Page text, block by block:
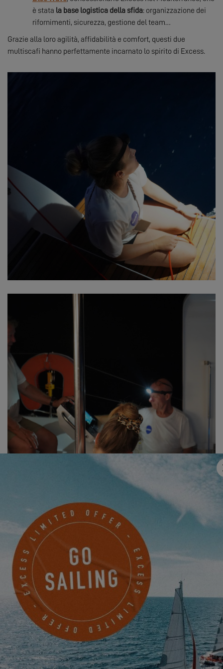
è stata la base logistica della sfida: organizzazione dei
rifornimenti, sicurezza, gestione del team…
Grazie alla loro agilità, affidabilità e comfort, questi due
multiscafi hanno perfettamente incarnato lo spirito di Excess.
UNA TRAVERSATA PIENA DI
EMOZIONI
Il Mediterraneo non ha risparmiato Noam: onde, freddo, notti
interminabili e allucinazioni. Ma gli ha anche offerto momenti
come l'incontro con un delfino cucciolo durante le sue prime
notti.
Per oltre quattro giorni, i due catamarani Excess sono stati il suo
rifugio galleggiante, i suoifari nell'oscuritàe il costante rilancio
della sua incredibile determinazione.